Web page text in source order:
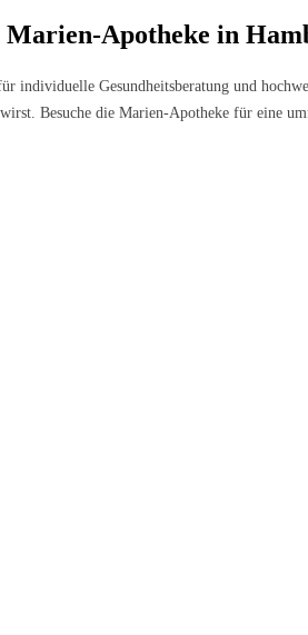
Apotheke in
individuelle Gesundheitsberatung und
Besuche die Marien-Apotheke für eine